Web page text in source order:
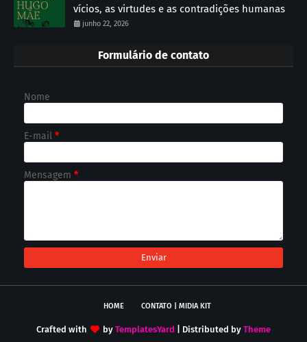
vícios, as virtudes e as contradições humanas
junho 22, 2026
Formulário de contato
Nome
E-mail *
Mensagem *
HOME CONTATO | MIDIA KIT
Crafted with by TemplatesYard | Distributed by Theme